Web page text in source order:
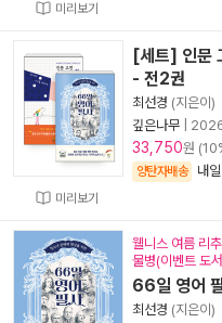
미리보기
미리보기
[세트] 인문
- 전2권
최선경 (지은이)
깊은나무
33,750원
양탄자배송 내
웰니스 여름 리
물병(이벤트 도
66일 영어
최선경 (지은이)